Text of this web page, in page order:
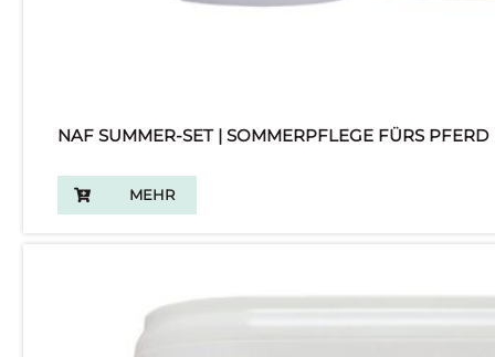
NAF SUMMER-SET | SOMMERPFLEGE FÜRS PFERD
MEHR